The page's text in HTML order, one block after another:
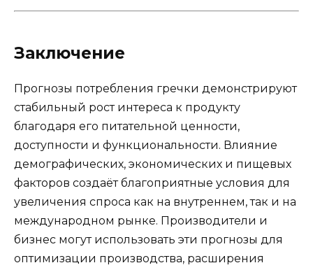
Заключение
Прогнозы потребления гречки демонстрируют
стабильный рост интереса к продукту
благодаря его питательной ценности,
доступности и функциональности. Влияние
демографических, экономических и пищевых
факторов создаёт благоприятные условия для
увеличения спроса как на внутреннем, так и на
международном рынке. Производители и
бизнес могут использовать эти прогнозы для
оптимизации производства, расширения